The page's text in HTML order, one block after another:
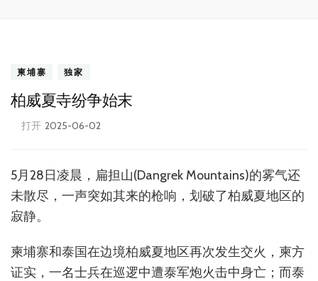
柬埔寨 独家
柏威夏寺纷争始末
打开 2025-06-02
5月28日凌晨，扁担山(Dangrek Mountains)的雾气还
未散尽，一声突如其来的枪响，划破了柏威夏地区的
寂静。
柬埔寨和泰国在边境柏威夏地区再次发生交火，柬方
证实，一名士兵在巡逻中遭泰军炮火击中身亡；而泰